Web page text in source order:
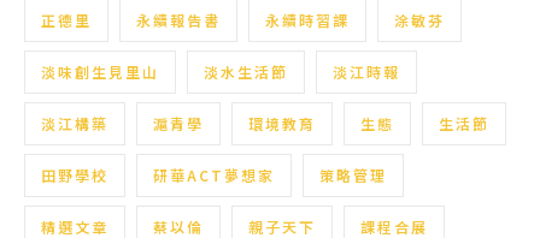
正德里 永續報告書 永續時習課 涂敏芬
淡味創生見里山 淡水生活節 淡江時報
淡江構築 滬青學 環境教育 生態 生活節
田野學校 研華ACT夢想家 策略管理
精選文章 蔡以倫 親子天下 課程合展